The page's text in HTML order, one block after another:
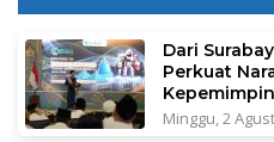
Dari
Perkuat
Minggu, 2